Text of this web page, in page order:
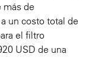
más de
un costo total de
el filtro
USD de una